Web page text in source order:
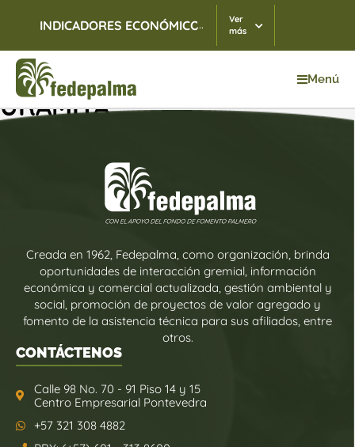
INDICADORES ECONÓMICOS TRM 06/08/2026
...
Ver
más
Menú
URAMITA
Creada en 1962, Fedepalma, como organización, brinda
oportunidades de interacción gremial, información
económica y comercial actualizada, gestión ambiental y
social, promoción de proyectos de valor agregado y
fomento de la asistencia técnica para sus afiliados, entre
otros.
CONTÁCTENOS
Calle 98 No. 70 - 91 Piso 14 y 15
Centro Empresarial Pontevedra
+57 321 308 4882